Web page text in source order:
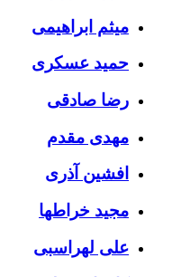
میثم ابراهیمی
حمید عسکری
رضا صادقی
مهدی مقدم
افشین آذری
مجید خراطها
علی لهراسبی